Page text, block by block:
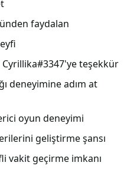
faydalan
teşekkür
deneyimine adım at
oyun deneyimi
geliştirme şansı
vakit geçirme imkanı